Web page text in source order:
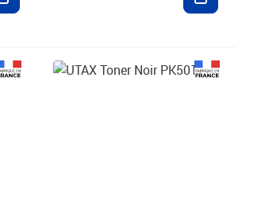
Prix 192,35€